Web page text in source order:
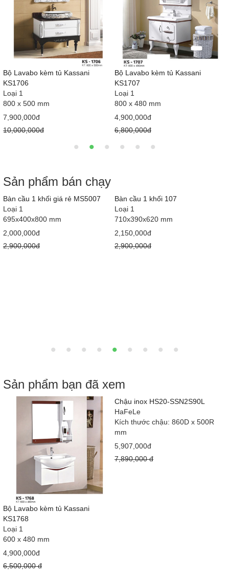
Bộ Lavabo kèm tủ Kassani
KS1706
Loại 1
800 x 500 mm
7,900,000đ
10,000,000đ
Bộ Lavabo kèm tủ Kassani
KS1707
Loại 1
800 x 480 mm
4,900,000đ
6,800,000đ
Sản phẩm bán chạy
Bàn cầu 1 khối giá rẻ MS5007
Loại 1
695x400x800 mm
2,000,000đ
2,900,000đ
Bàn cầu 1 khối 107
Loại 1
710x390x620 mm
2,150,000đ
2,900,000đ
Sản phẩm bạn đã xem
Bộ Lavabo kèm tủ Kassani
KS1768
Loại 1
600 x 480 mm
4,900,000đ
6,500,000 đ
Chậu inox HS20-SSN2S90L
HaFeLe
Kích thước chậu: 860D x 500R
mm
5,907,000đ
7,890,000 đ